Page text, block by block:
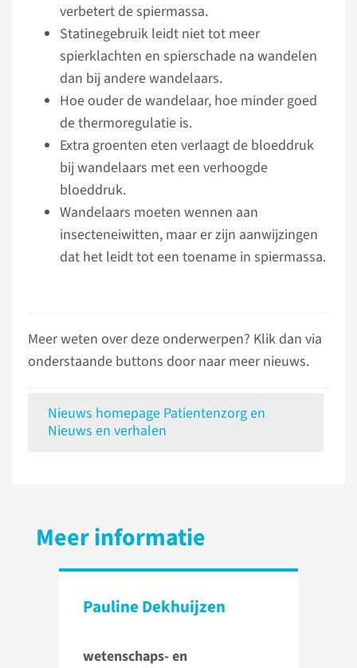
verbetert de spiermassa.
Statinegebruik leidt niet tot meer
spierklachten en spierschade na wandelen
dan bij andere wandelaars.
Hoe ouder de wandelaar, hoe minder goed
de thermoregulatie is.
Extra groenten eten verlaagt de bloeddruk
bij wandelaars met een verhoogde
bloeddruk.
Wandelaars moeten wennen aan
insecteneiwitten, maar er zijn aanwijzingen
dat het leidt tot een toename in spiermassa.
Meer weten over deze onderwerpen? Klik dan via
onderstaande buttons door naar meer nieuws.
Nieuws homepage Patientenzorg en
Nieuws en verhalen
Meer informatie
Pauline Dekhuijzen
wetenschaps- en